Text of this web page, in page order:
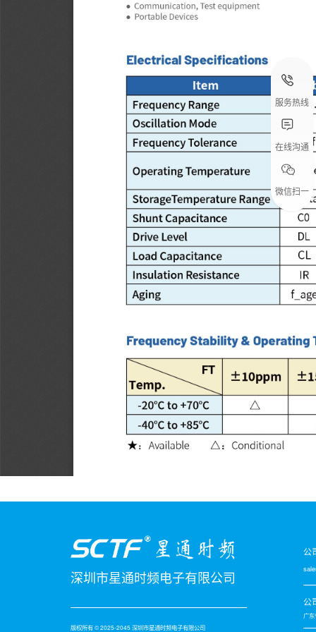
深圳市星通时频电子有限公司
版权所有 © 2025-2045 深圳市星通时频电子有限公司
公
公
广
服务热线
在线沟通
微信扫一